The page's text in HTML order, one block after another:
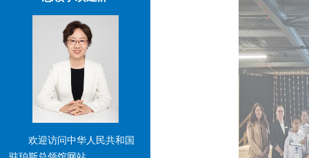
欢迎访问中华人民共和国